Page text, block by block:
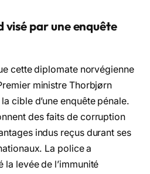
par une enquête
cette diplomate norvégienne
ministre Thorbjørn
cible d’une enquête pénale.
des faits de corruption
indus reçus durant ses
La police a
levée de l’immunité